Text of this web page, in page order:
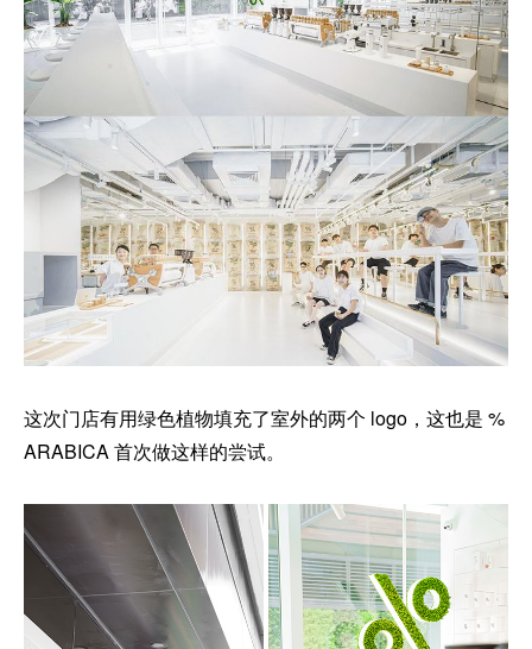
这次门店有用绿色植物填充了室外的两个 logo，这也是 %
ARABICA 首次做这样的尝试。